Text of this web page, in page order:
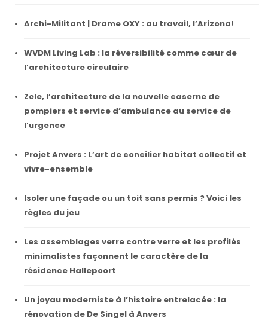
Archi-Militant | Drame OXY : au travail, l’Arizona!
WVDM Living Lab : la réversibilité comme cœur de
l’architecture circulaire
Zele, l’architecture de la nouvelle caserne de
pompiers et service d’ambulance au service de
l’urgence
Projet Anvers : L’art de concilier habitat collectif et
vivre-ensemble
Isoler une façade ou un toit sans permis ? Voici les
règles du jeu
Les assemblages verre contre verre et les profilés
minimalistes façonnent le caractère de la
résidence Hallepoort
Un joyau moderniste à l’histoire entrelacée : la
rénovation de De Singel à Anvers